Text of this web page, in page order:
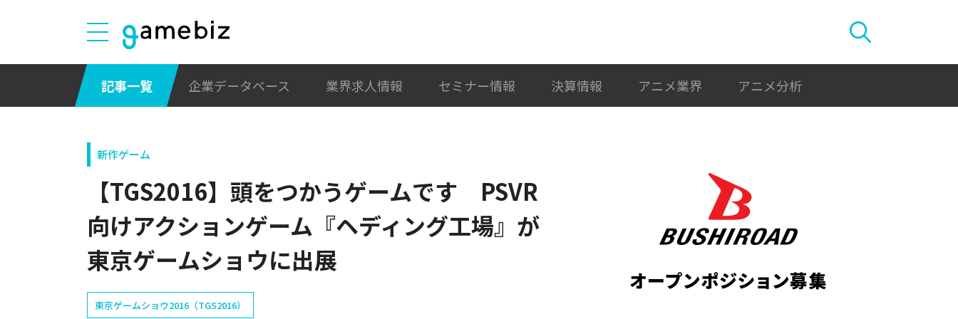
記事一覧 企業データベース 業界求人情報 セミナー情報 決算情報 アニメ業界 アニメ分析
新作ゲーム
【TGS2016】頭をつかうゲームです PSVR
向けアクションゲーム『ヘディング工場』が
東京ゲームショウに出展
東京ゲームショウ2016（TGS2016）